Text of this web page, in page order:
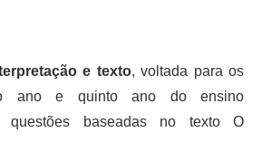
e texto, voltada para os
ano e quinto ano do ensino
questões baseadas no texto O